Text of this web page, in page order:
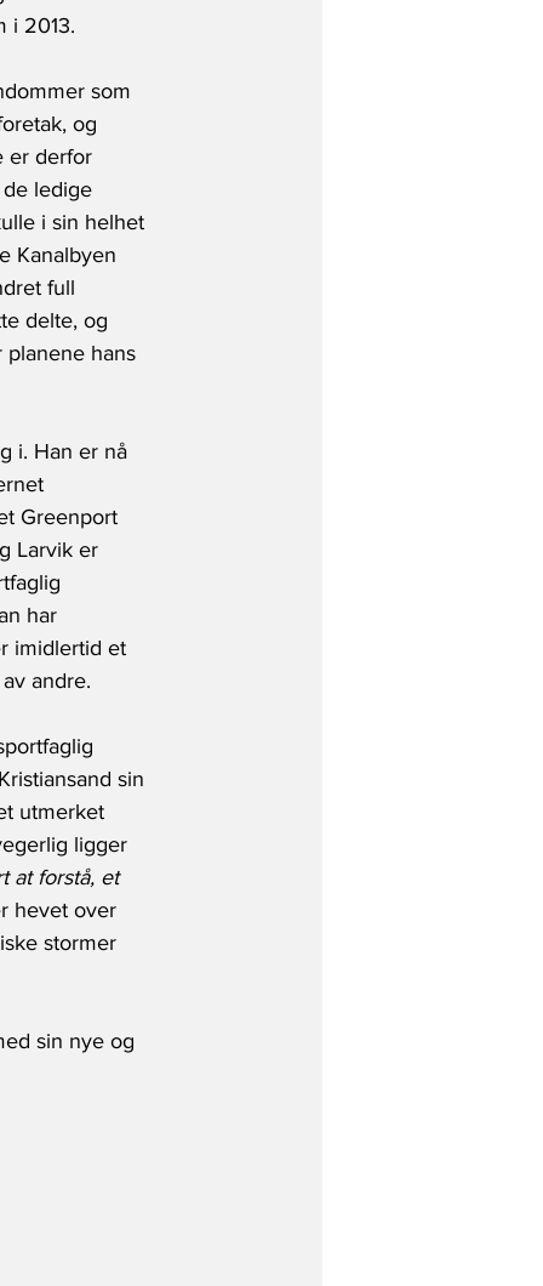
i 2013.
som
og
er derfor
ledige
i sin helhet
Kanalbyen
full
delte, og
planene hans
i. Han er nå
Greenport
Larvik er
har
imidlertid et
andre.
sin
utmerket
ligger
at forstå, et
hevet over
stormer
sin nye og